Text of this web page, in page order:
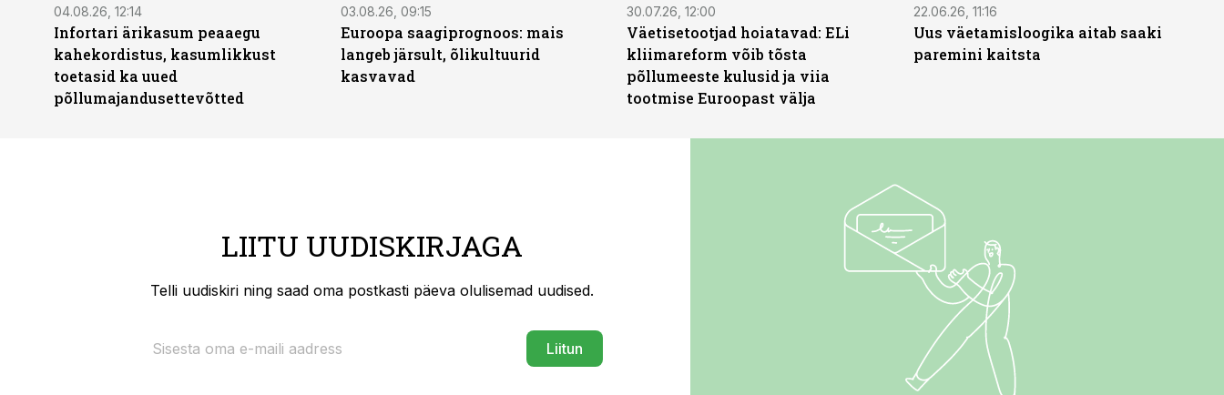
04.08.26, 12:14
Infortari ärikasum peaaegu
kahekordistus, kasumlikkust
toetasid ka uued
põllumajandusettevõtted
03.08.26, 09:15
Euroopa saagiprognoos: mais
langeb järsult, õlikultuurid
kasvavad
30.07.26, 12:00
Väetisetootjad hoiatavad: ELi
kliimareform võib tõsta
põllumeeste kulusid ja viia
tootmise Euroopast välja
22.06.26, 11:16
Uus väetamisloogika aitab saaki
paremini kaitsta
LIITU UUDISKIRJAGA
Telli uudiskiri ning saad oma postkasti päeva olulisemad uudised.
Liitun